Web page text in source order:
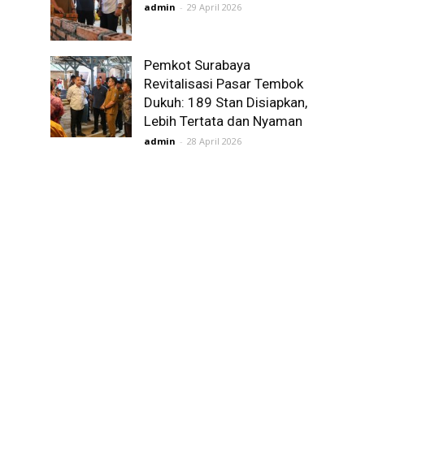
admin - 29 April 2026
Pemkot Surabaya
Revitalisasi Pasar Tembok
Dukuh: 189 Stan Disiapkan,
Lebih Tertata dan Nyaman
admin - 28 April 2026